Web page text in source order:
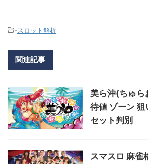
-スロット解析
関連記事
美ら沖(ちゅら
待値 ゾーン 狙
セット判別
スマスロ 麻雀